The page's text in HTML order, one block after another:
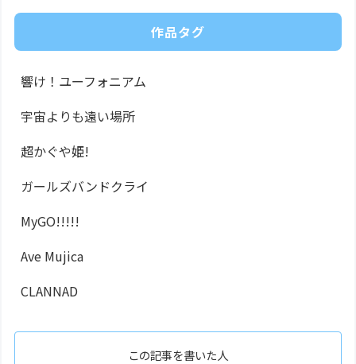
作品タグ
響け！ユーフォニアム
宇宙よりも遠い場所
超かぐや姫!
ガールズバンドクライ
MyGO!!!!!
Ave Mujica
CLANNAD
この記事を書いた人